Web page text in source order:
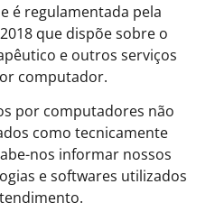
é regulamentada pela
que dispõe sobre o
e outros serviços
computador.
por computadores não
como tecnicamente
nos informar nossos
e softwares utilizados